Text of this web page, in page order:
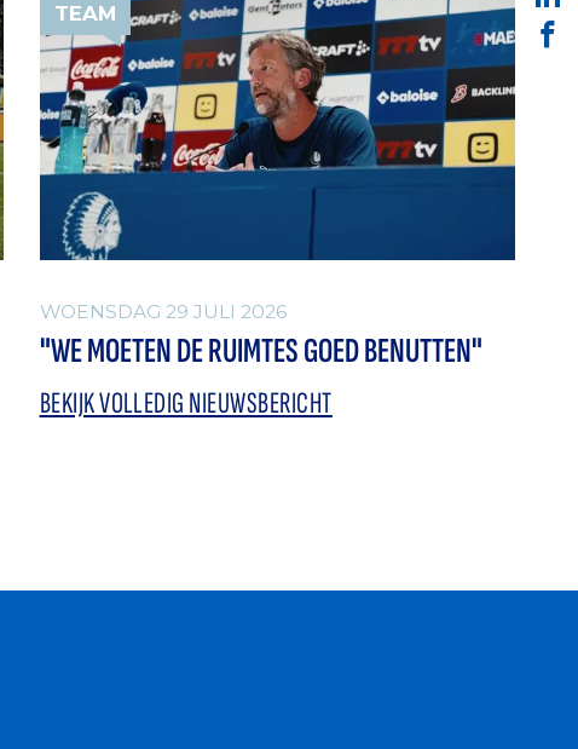
TEAM
WOENSDAG 29 JULI 2026
"WE MOETEN DE RUIMTES GOED BENUTTEN"
BEKIJK VOLLEDIG NIEUWSBERICHT